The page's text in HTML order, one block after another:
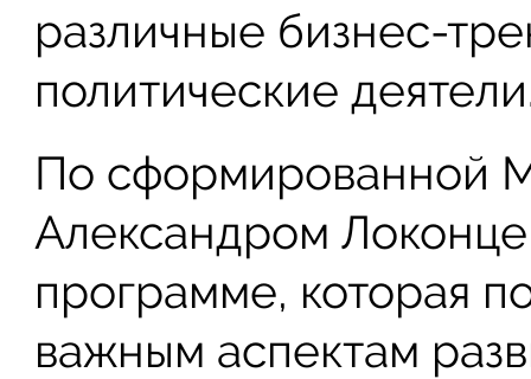
различные бизнес-
политические
По сформированной
Александром
программе, которая
важным аспектам